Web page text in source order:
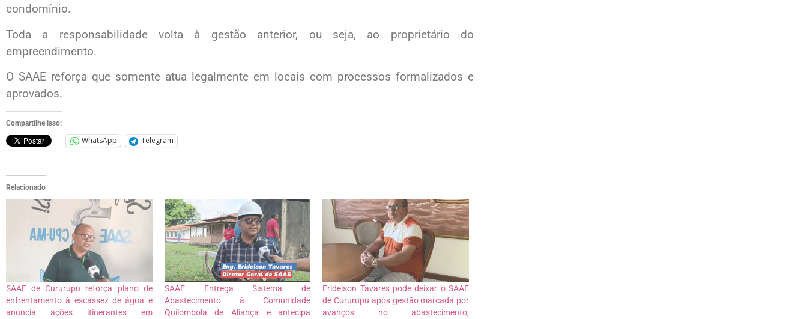
condomínio.
Toda a responsabilidade volta à gestão anterior, ou seja, ao proprietário do
empreendimento.
O SAAE reforça que somente atua legalmente em locais com processos formalizados e
aprovados.
Compartilhe isso:
WhatsApp Telegram
Relacionado
SAAE de Cururupu reforça plano de
enfrentamento à escassez de água e
anuncia ações itinerantes em
SAAE Entrega Sistema de
Abastecimento à Comunidade
Quilombola de Aliança e antecipa
Eridelson Tavares pode deixar o SAAE
de Cururupu após gestão marcada por
avanços no abastecimento,